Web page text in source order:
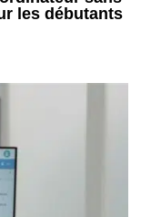
les débutants